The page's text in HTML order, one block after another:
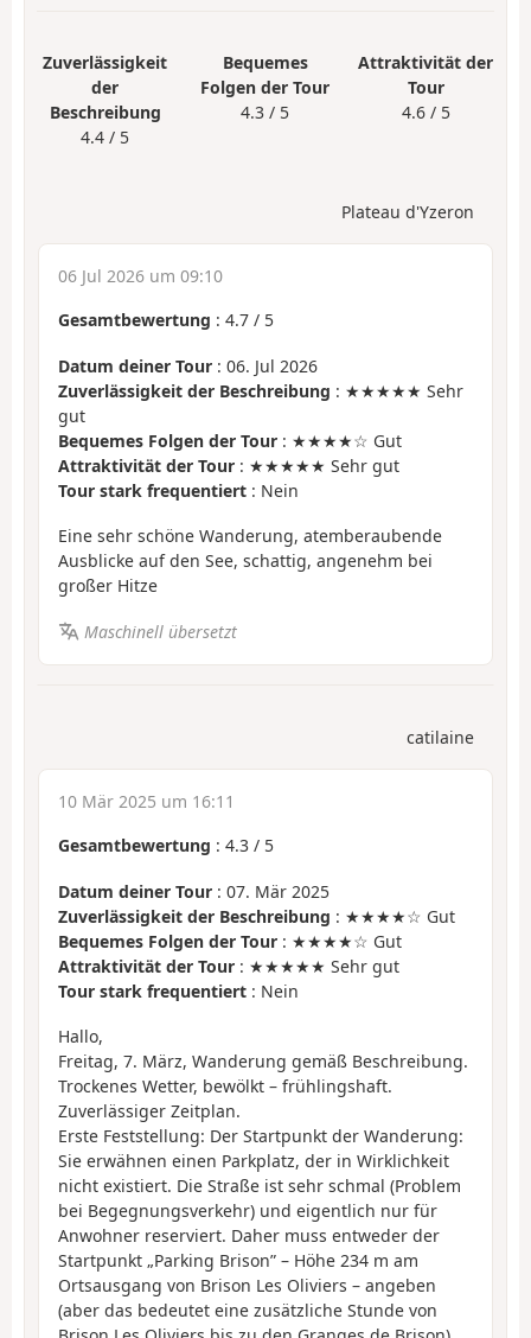
Zuverlässigkeit
der
Beschreibung
4.4 / 5
Bequemes
Folgen der Tour
4.3 / 5
Attraktivität der
Tour
4.6 / 5
Plateau d'Yzeron
06 Jul 2026 um 09:10
Gesamtbewertung : 4.7 / 5
Datum deiner Tour : 06. Jul 2026
Zuverlässigkeit der Beschreibung : ★★★★★ Sehr
gut
Bequemes Folgen der Tour : ★★★★☆ Gut
Attraktivität der Tour : ★★★★★ Sehr gut
Tour stark frequentiert : Nein
Eine sehr schöne Wanderung, atemberaubende
Ausblicke auf den See, schattig, angenehm bei
großer Hitze
Maschinell übersetzt
catilaine
10 Mär 2025 um 16:11
Gesamtbewertung : 4.3 / 5
Datum deiner Tour : 07. Mär 2025
Zuverlässigkeit der Beschreibung : ★★★★☆ Gut
Bequemes Folgen der Tour : ★★★★☆ Gut
Attraktivität der Tour : ★★★★★ Sehr gut
Tour stark frequentiert : Nein
Hallo,
Freitag, 7. März, Wanderung gemäß Beschreibung.
Trockenes Wetter, bewölkt – frühlingshaft.
Zuverlässiger Zeitplan.
Erste Feststellung: Der Startpunkt der Wanderung:
Sie erwähnen einen Parkplatz, der in Wirklichkeit
nicht existiert. Die Straße ist sehr schmal (Problem
bei Begegnungsverkehr) und eigentlich nur für
Anwohner reserviert. Daher muss entweder der
Startpunkt „Parking Brison” – Höhe 234 m am
Ortsausgang von Brison Les Oliviers – angeben
(aber das bedeutet eine zusätzliche Stunde von